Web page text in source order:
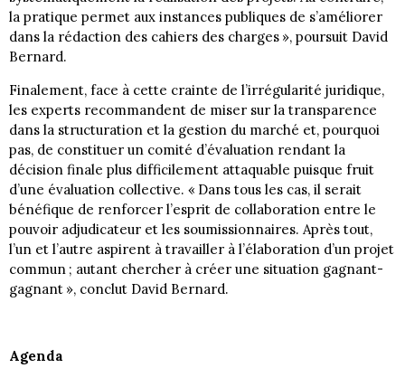
la pratique permet aux instances publiques de s’améliorer
dans la rédaction des cahiers des charges », poursuit David
Bernard.
Finalement, face à cette crainte de l’irrégularité juridique,
les experts recommandent de miser sur la transparence
dans la structuration et la gestion du marché et, pourquoi
pas, de constituer un comité d’évaluation rendant la
décision finale plus difficilement attaquable puisque fruit
d’une évaluation collective. « Dans tous les cas, il serait
bénéfique de renforcer l’esprit de collaboration entre le
pouvoir adjudicateur et les soumissionnaires. Après tout,
l’un et l’autre aspirent à travailler à l’élaboration d’un projet
commun ; autant chercher à créer une situation gagnant-
gagnant », conclut David Bernard.
Agenda